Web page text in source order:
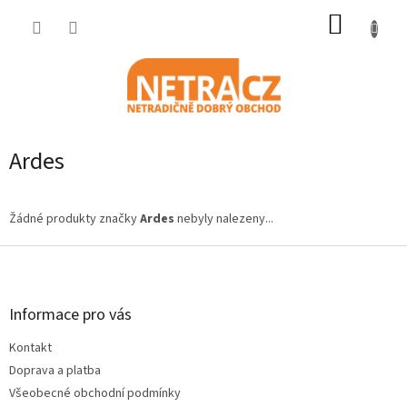
Ardes
Žádné produkty značkyArdes nebyly nalezeny...
Z
Informace pro vás
Kontakt
Doprava a platba
Všeobecné obchodní podmínky